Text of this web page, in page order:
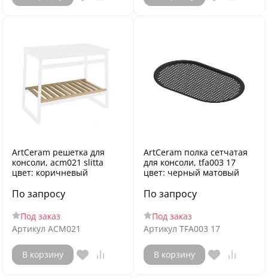
ArtCeram решетка для
консоли, acm021 slitta
цвет: коричневый
По запросу
Под заказ
Артикул ACM021
В корзину
ArtCeram полка сетчатая
для консоли, tfa003 17
цвет: черный матовый
По запросу
Под заказ
Артикул TFA003 17
В корзину